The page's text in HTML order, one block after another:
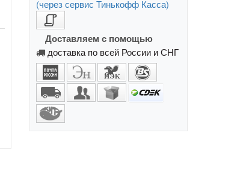
Доставляем с помощью
доставка по всей России и СНГ